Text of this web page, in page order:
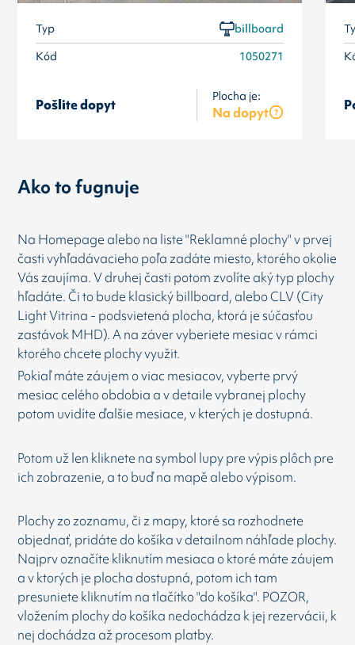
Typ
billboard
Kód
1050271
Pošlite dopyt
Plocha je:
Na dopyt
Ako to fugnuje
Na Homepage alebo na liste "Reklamné plochy" v prvej
časti vyhľadávacieho poľa zadáte miesto, ktorého okolie
Vás zaujíma. V druhej časti potom zvolíte aký typ plochy
hľadáte. Či to bude klasický billboard, alebo CLV (City
Light Vitrina - podsvietená plocha, ktorá je súčasťou
zastávok MHD). A na záver vyberiete mesiac v rámci
ktorého chcete plochy využit.
Pokiaľ máte záujem o viac mesiacov, vyberte prvý
mesiac celého obdobia a v detaile vybranej plochy
potom uvidíte ďalšie mesiace, v kterých je dostupná.
Potom už len kliknete na symbol lupy pre výpis plôch pre
ich zobrazenie, a to buď na mapě alebo výpisom.
Plochy zo zoznamu, či z mapy, ktoré sa rozhodnete
objednať, pridáte do košíka v detailnom náhľade plochy.
Najprv označíte kliknutím mesiaca o ktoré máte záujem
a v ktorých je plocha dostupná, potom ich tam
presuniete kliknutím na tlačítko "do košíka". POZOR,
vložením plochy do košíka nedochádza k jej rezervácii, k
nej dochádza až procesom platby.